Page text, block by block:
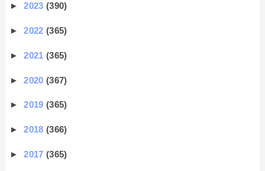
►2023(390)
►2022(365)
►2021(365)
►2020(367)
►2019(365)
►2018(366)
►2017(365)